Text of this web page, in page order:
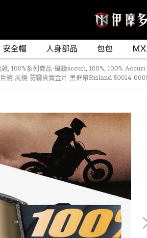
安全帽 人身部品 包包
, 100%系列商品-風鏡accuri, 100%, 100% Accuri
鏡 風鏡 防霧真實金片 黑框帶Risland 50014-